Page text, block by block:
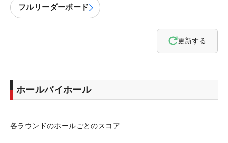
フルリーダーボード
更新する
ホールバイホール
各ラウンドのホールごとのスコア